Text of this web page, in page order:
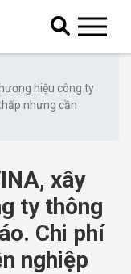
hiệu công ty
nhưng cần
xây
ty thông
Chi phí
nghiệp